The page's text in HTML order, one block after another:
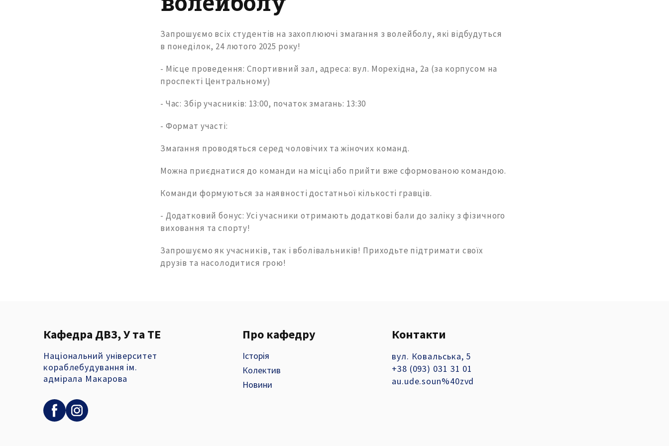
Запрошуємо всіх студентів на захоплюючі змагання з волейболу, які відбудуться
в понеділок, 24 лютого 2025 року!
- Місце проведення: Спортивний зал, адреса: вул. Морехідна, 2а (за корпусом на
проспекті Центральному)
- Час: Збір учасників: 13:00, початок змагань: 13:30
- Формат участі:
Змагання проводяться серед чоловічих та жіночих команд.
Можна приєднатися до команди на місці або прийти вже сформованою командою.
Команди формуються за наявності достатньої кількості гравців.
- Додатковий бонус: Усі учасники отримають додаткові бали до заліку з фізичного
виховання та спорту!
Запрошуємо як учасників, так і вболівальників! Приходьте підтримати своїх
друзів та насолодитися грою!
Кафедра ДВЗ, У та ТЕ
Національний університет
кораблебудування ім.
адмірала Макарова
Про кафедру
Історія
Колектив
Новини
Контакти
вул. Ковальська, 5
+38 (093) 031 31 01
au.ude.soun%40zvd